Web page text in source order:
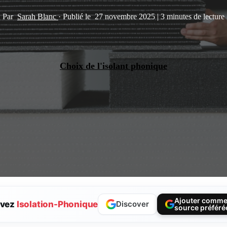
ParSarah Blanc· Publié le27 novembre 2025| 3 minutes de lecture
Choix de l'isolant phonique
Isolation-Phonique Discover
Ajouter comme
source